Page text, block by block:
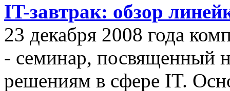
IT-завтрак: обзор
23 декабря 2008 года
- семинар, посвященный
решениям в сфере IT.